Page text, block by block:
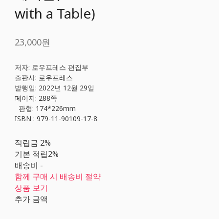
with a Table)
23,000원
저자: 로우프레스 편집부
출판사: 로우프레스
발행일: 2022년 12월 29일
페이지: 288쪽
판형: 174*226mm
ISBN : 979-11-90109-17-8
적립금 2%
기본 적립2%
배송비 -
함께 구매 시 배송비 절약
상품 보기
추가 금액